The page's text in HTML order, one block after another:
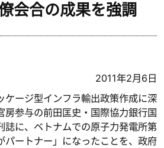
会合の成果を強調
2011年2月6日
ケージ型インフラ輸出政策作成に深
房参与の前田匡史・国際協力銀行国
誌に、ベトナムでの原子力発電所第
パートナー」になったことを、政府